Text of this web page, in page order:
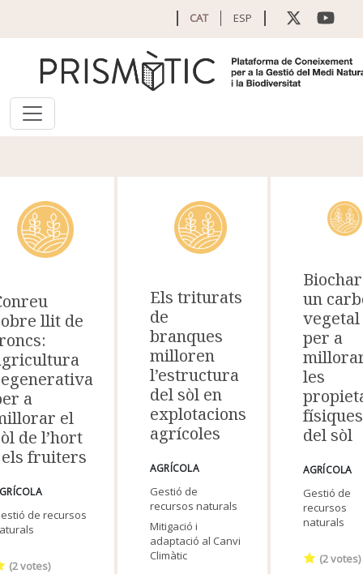
CAT ESP
llit de
a
el
de l’hort
fruiters
de recursos
(2votes)
Els triturats
de
branques
milloren
l’estructura
del sòl en
explotacions
agrícoles
AGRÍCOLA
Gestió de
recursos naturals
Mitigació i
adaptació al Canvi
Climàtic
un
vegetal
per a
les
físiques
del sòl
AGRÍCOLA
Gestió de
recursos
naturals
(2votes)